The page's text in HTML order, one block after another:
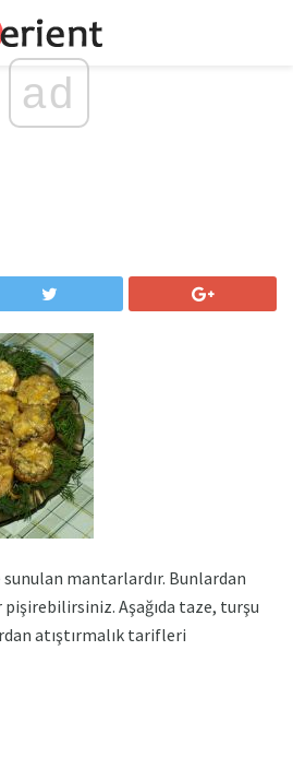
ad
sunulan mantarlardır. Bunlardan
Aşağıda taze, turşu
atıştırmalık tarifleri